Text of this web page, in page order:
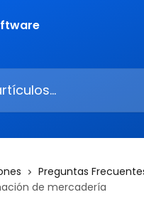
Preguntas
de mercadería